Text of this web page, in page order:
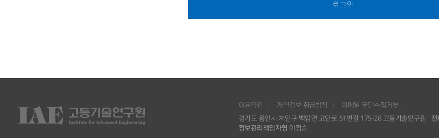
로그인
이용약관 개인정보 취급방침
이메일 무단수집거부
경기도 용인시 처인구 백암면 고안로 51번길 175-28 고등기술연구원
전
정보관리책임자명 이정승